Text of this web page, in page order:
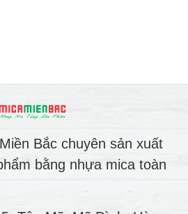
Bắc chuyên sản xuất
bằng nhựa mica toàn